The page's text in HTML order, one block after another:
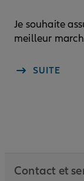
Je souhaite
meilleur
SUITE
Contact et